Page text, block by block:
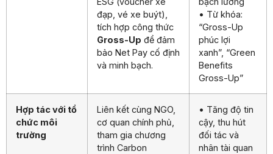
đạp, vé xe buýt),
tích hợp công thức
Gross-Up để đảm
bảo Net Pay cố định
và minh bạch.
• Từ khóa:
“Gross-Up
phúc lợi
xanh”, “Green
Benefits
Gross-Up”
Hợp tác với tổ
chức môi
trường
Liên kết cùng NGO,
cơ quan chính phủ,
tham gia chương
trình Carbon
• Tăng độ tin
cậy, thu hút
đối tác và
nhân tài quan